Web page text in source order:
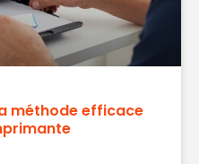
méthode efficace